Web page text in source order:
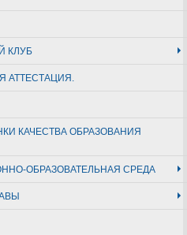
КЛУБ
АТТЕСТАЦИЯ.
КАЧЕСТВА ОБРАЗОВАНИЯ
ОБРАЗОВАТЕЛЬНАЯ СРЕДА